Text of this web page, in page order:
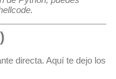
.
directa. Aquí te dejo los